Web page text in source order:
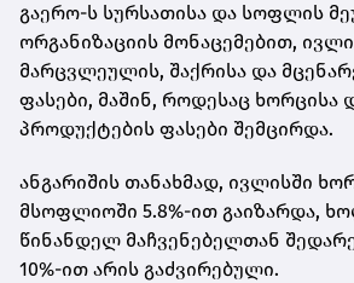
გაერო-ს სურსათისა და სოფლის
ორგანიზაციის მონაცემებით,
მარცვლეულის, შაქრისა და
ფასები, მაშინ, როდესაც ხორცისა
პროდუქტების ფასები შემცირდა.
ანგარიშის თანახმად, ივლისში
მსოფლიოში 5.8%-ით გაიზარდა,
წინანდელ მაჩვენებელთან
10%-ით არის გაძვირებული.